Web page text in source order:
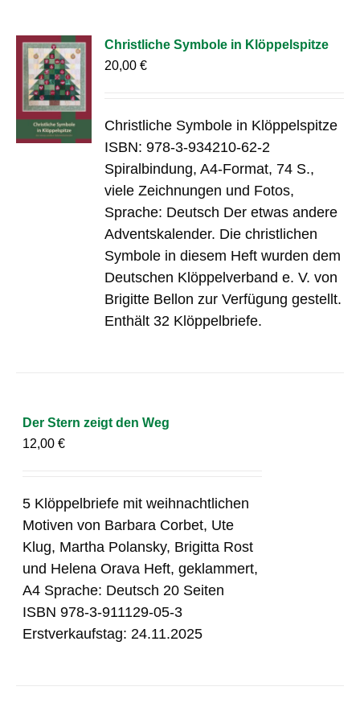
Christliche Symbole in Klöppelspitze
20,00€
Christliche Symbole in Klöppelspitze
ISBN: 978-3-934210-62-2
Spiralbindung, A4-Format, 74 S.,
viele Zeichnungen und Fotos,
Sprache: Deutsch Der etwas andere
Adventskalender. Die christlichen
Symbole in diesem Heft wurden dem
Deutschen Klöppelverband e. V. von
Brigitte Bellon zur Verfügung gestellt.
Enthält 32 Klöppelbriefe.
Der Stern zeigt den Weg
12,00€
5 Klöppelbriefe mit weihnachtlichen
Motiven von Barbara Corbet, Ute
Klug, Martha Polansky, Brigitta Rost
und Helena Orava Heft, geklammert,
A4 Sprache: Deutsch 20 Seiten
ISBN 978-3-911129-05-3
Erstverkaufstag: 24.11.2025